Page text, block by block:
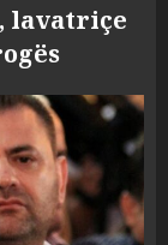
lavatriçe